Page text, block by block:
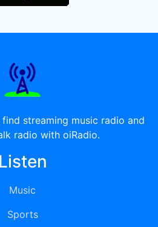
streaming music radio and
radio with oiRadio.
Listen
Music
Sports